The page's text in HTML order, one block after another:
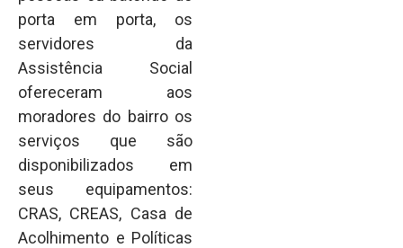
porta em porta, os
servidores da
Assistência Social
ofereceram aos
moradores do bairro os
serviços que são
disponibilizados em
seus equipamentos:
CRAS, CREAS, Casa de
Acolhimento e Políticas